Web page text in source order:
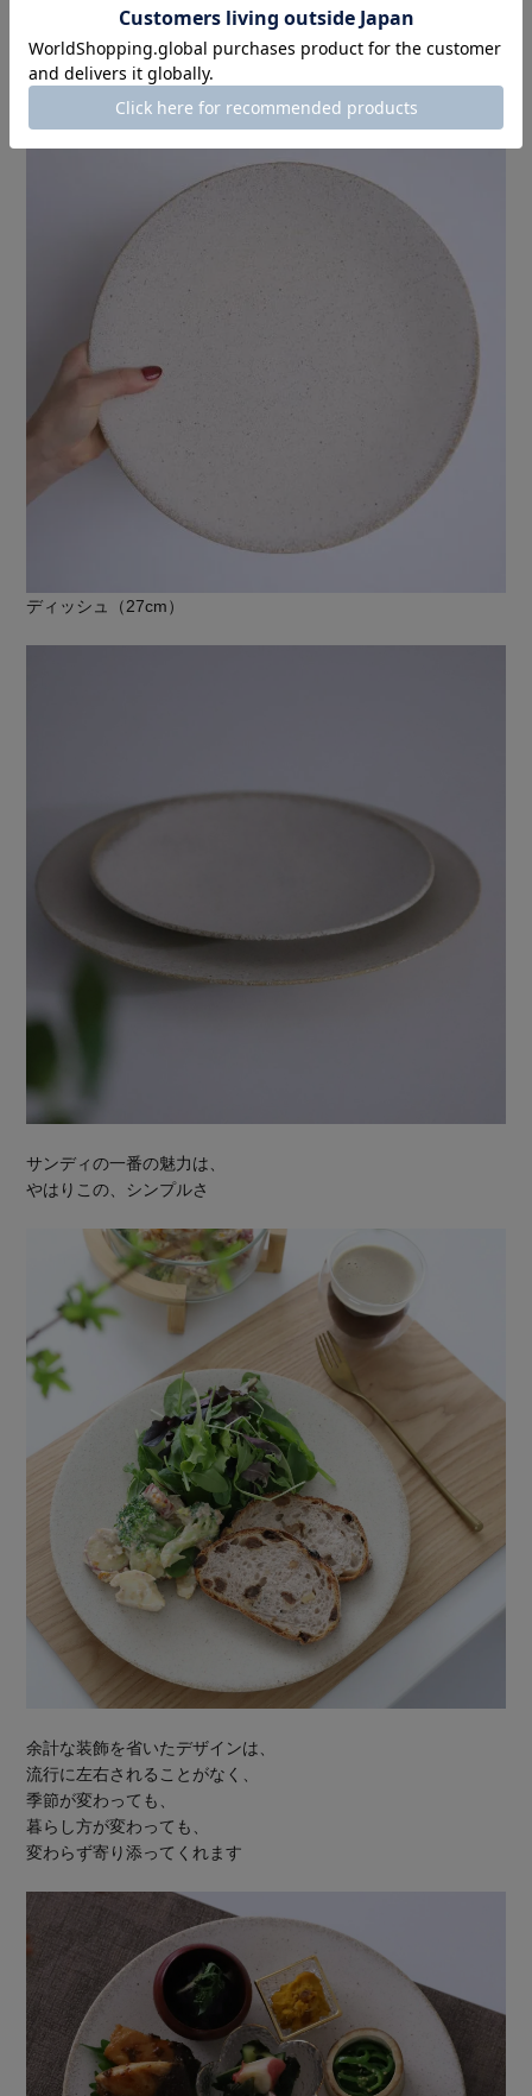
まろんレシピ、
冷凍パイシートで作る簡単アップルパイをのせました♪
(料理名をクリックすると、レシピに飛びます)
ディッシュ（27cm）
サンディの一番の魅力は、
やはりこの、シンプルさ
余計な装飾を省いたデザインは、
流行に左右されることがなく、
季節が変わっても、
暮らし方が変わっても、
変わらず寄り添ってくれます